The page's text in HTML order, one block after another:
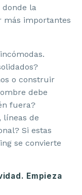
la
más importantes
o construir
debe
fuera?
líneas de
Si estas
se convierte
Empieza